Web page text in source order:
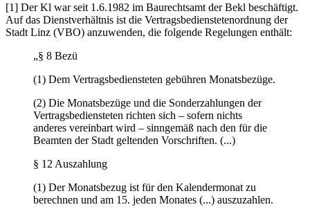
[1] Der Kl war seit 1.6.1982 im Baurechtsamt der Bekl beschäftigt.
Auf das Dienstverhältnis ist die Vertragsbedienstetenordnung der
Stadt Linz (VBO) anzuwenden, die folgende Regelungen enthält:
„§ 8 Bezü
(1) Dem Vertragsbediensteten gebühren Monatsbezüge.
(2) Die Monatsbezüge und die Sonderzahlungen der
Vertragsbediensteten richten sich – sofern nichts
anderes vereinbart wird – sinngemäß nach den für die
Beamten der Stadt geltenden Vorschriften. (...)
§ 12 Auszahlung
(1) Der Monatsbezug ist für den Kalendermonat zu
berechnen und am 15. jeden Monates (...) auszuzahlen.